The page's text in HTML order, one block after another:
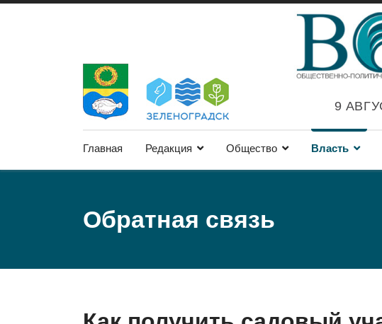
9
Главная Редакция Общество Власть
Обратная связь